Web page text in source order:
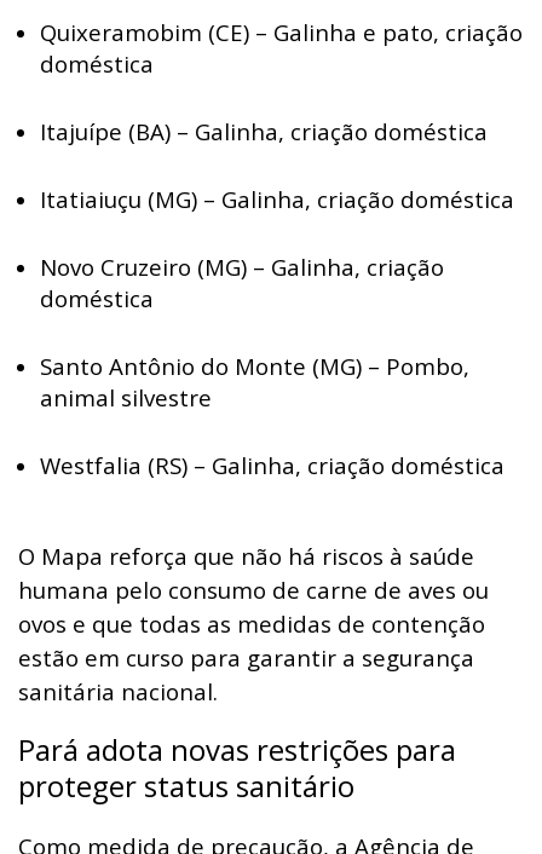
Quixeramobim (CE) – Galinha e pato, criação
doméstica
Itajuípe (BA) – Galinha, criação doméstica
Itatiaiuçu (MG) – Galinha, criação doméstica
Novo Cruzeiro (MG) – Galinha, criação
doméstica
Santo Antônio do Monte (MG) – Pombo,
animal silvestre
Westfalia (RS) – Galinha, criação doméstica
O Mapa reforça que não há riscos à saúde
humana pelo consumo de carne de aves ou
ovos e que todas as medidas de contenção
estão em curso para garantir a segurança
sanitária nacional.
Pará adota novas restrições para
proteger status sanitário
Como medida de precaução, a Agência de